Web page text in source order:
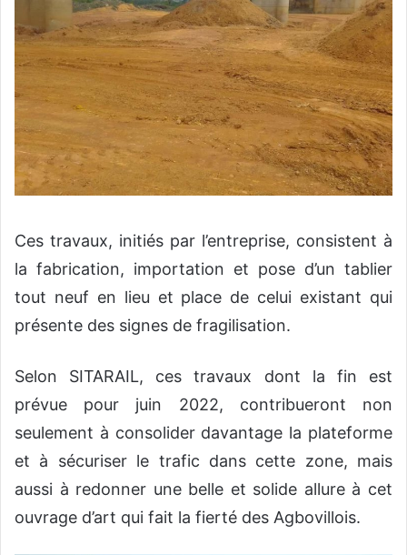
Ces travaux, initiés par l’entreprise, consistent à
la fabrication, importation et pose d’un tablier
tout neuf en lieu et place de celui existant qui
présente des signes de fragilisation.
Selon SITARAIL, ces travaux dont la fin est
prévue pour juin 2022, contribueront non
seulement à consolider davantage la plateforme
et à sécuriser le trafic dans cette zone, mais
aussi à redonner une belle et solide allure à cet
ouvrage d’art qui fait la fierté des Agbovillois.